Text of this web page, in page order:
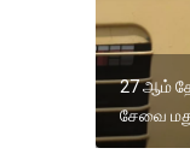
27 ஆம்
சேவை